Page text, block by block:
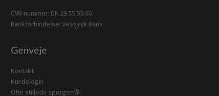
CVR-nummer: DK 29 55 50 60
Bankforbindelse: Vestjysk Bank
Genveje
Kontakt
Kundelogin
Ofte stillede spørgsmål